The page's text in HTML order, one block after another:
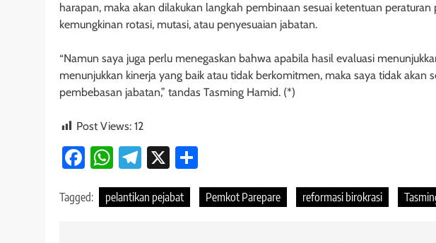
harapan, maka akan dilakukan langkah pembinaan sesuai ketentuan
kemungkinan rotasi, mutasi, atau penyesuaian jabatan.
“Namun saya juga perlu menegaskan bahwa apabila hasil evaluasi
menunjukkan kinerja yang baik atau tidak berkomitmen, maka saya tidak akan
pembebasan jabatan,” tandas Tasming Hamid. (*)
Post Views: 12
Facebook
WhatsApp
Telegram
X
Tagged: pelantikan pejabat Pemkot Parepare reformasi birokrasi